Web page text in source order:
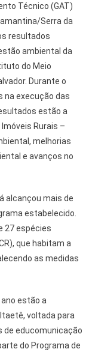
Técnico (GAT)
Serra da
resultados
ambiental da
do Meio
Durante o
na execução das
estão a
Rurais –
melhorias
e avanços no
alcançou mais de
estabelecido.
27 espécies
que habitam a
as medidas
estão a
voltada para
de educomunicação
do Programa de